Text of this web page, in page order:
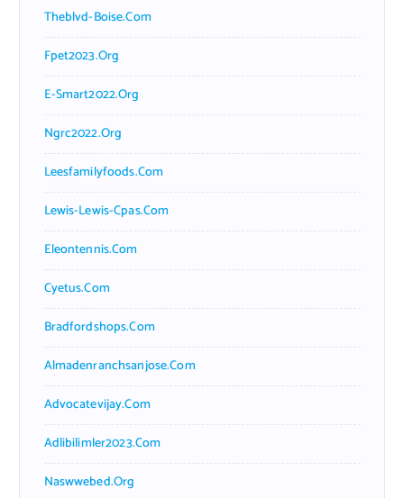
Theblvd-Boise.com
Fpet2023.org
E-Smart2022.org
Ngrc2022.org
Leesfamilyfoods.com
Lewis-Lewis-Cpas.com
Eleontennis.com
Cyetus.com
Bradfordshops.com
Almadenranchsanjose.com
Advocatevijay.com
Adlibilimler2023.com
Naswwebed.org